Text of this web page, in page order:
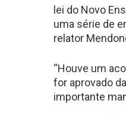
lei do Novo
uma série de
relator
“Houve um
for aprovado
importante